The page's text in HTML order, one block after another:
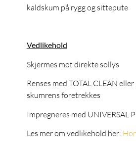
kaldskum på rygg og sittepute
Vedlikehold
Skjermes mot direkte sollys
Renses med TOTAL CLEAN
skumrens foretrekkes
Impregneres med UNIVERSAL
Les mer om vedlikehold her: